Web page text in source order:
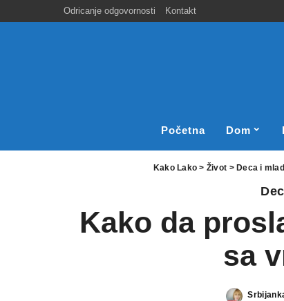
Odricanje odgovornosti Kontakt
Početna Dom
Kako Lako > Život > Deca i
Kako da
sa
Posted